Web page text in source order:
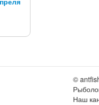
©
Наш